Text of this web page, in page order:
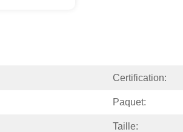
Certification:
Paquet:
Taille: